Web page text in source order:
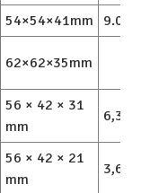
54×54×41mm 9.0/
62×62×35mm
56 × 42 × 31
mm
6,3/
56 × 42 × 21
mm
3,6/